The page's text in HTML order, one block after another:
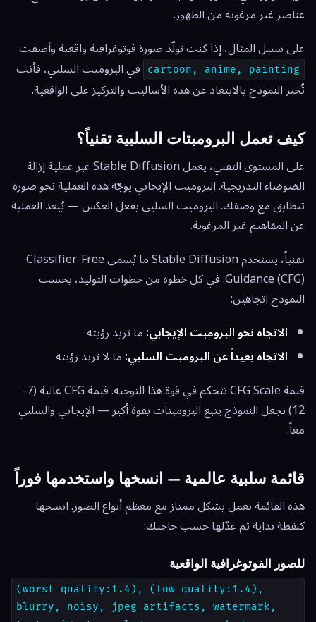
عناصر غير مرغوبة من الظهور.
على سبيل المثال، إذا كنت تولّد صورة فوتوغرافية واقعية وأضفت
cartoon, anime, painting
في البرومبت السلبي، فأنت
تُخبر النموذج بالابتعاد عن هذه الأساليب والتركيز على الواقعية.
كيف تعمل البرومبتات السلبية تقنياً؟
على المستوى التقني، يعمل Stable Diffusion عبر عملية إزالة
الضوضاء التدريجية. البرومبت الإيجابي يوجّه هذه العملية نحو صورة
تتطابق مع وصفك. البرومبت السلبي يفعل العكس — يُبعد العملية
عن المفاهيم غير المرغوبة.
تقنياً، يستخدم Stable Diffusion ما يُسمى Classifier-Free
Guidance (CFG). في كل خطوة من خطوات التوليد، يحسب
النموذج اتجاهين:
الاتجاه نحو البرومبت الإيجابي:ما تريد رؤيته
الاتجاه بعيداً عن البرومبت السلبي:ما لا تريد رؤيته
قيمة CFG Scale تتحكم في قوة هذا التوجيه. قيمة CFG عالية (7-
12) تجعل النموذج يتبع البرومبتات بقوة أكبر — الإيجابي والسلبي
معاً.
قائمة سلبية عالمية — انسخها واستخدمها فوراً
هذه القائمة تعمل بشكل ممتاز مع معظم أنواع الصور. انسخها
كنقطة بداية ثم عدّلها حسب حاجتك:
للصور الفوتوغرافية الواقعية
(worst quality:1.4), (low quality:1.4),
blurry, noisy, jpeg artifacts, watermark,